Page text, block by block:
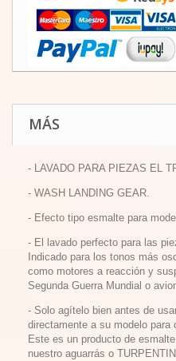
MÁS
- LAVADO PARA PIEZAS EL
- WASH LANDING GEAR.
- Efecto tipo esmalte para
- El lavado perfecto para las
Indicado para los tonos más
como motores a reacción y
Segunda Guerra Mundial o
- Solo agítelo bien antes de
directamente a su modelo para
Este es un producto de
nuestro aguarrás o